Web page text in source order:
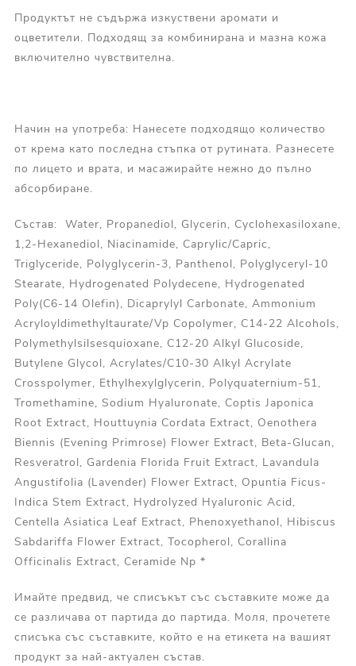
Продуктът не съдържа изкуствени аромати и
оцветители. Подходящ за комбинирана и мазна кожа
включително чувствителна.
Начин на употреба: Нанесете подходящо количество
от крема като последна стъпка от рутината. Разнесете
по лицето и врата, и масажирайте нежно до пълно
абсорбиране.
Състав: Water, Propanediol, Glycerin, Cyclohexasiloxane,
1,2-Hexanediol, Niacinamide, Caprylic/Capric,
Triglyceride, Polyglycerin-3, Panthenol, Polyglyceryl-10
Stearate, Hydrogenated Polydecene, Hydrogenated
Poly(C6-14 Olefin), Dicaprylyl Carbonate, Ammonium
Acryloyldimethyltaurate/Vp Copolymer, C14-22 Alcohols,
Polymethylsilsesquioxane, C12-20 Alkyl Glucoside,
Butylene Glycol, Acrylates/C10-30 Alkyl Acrylate
Crosspolymer, Ethylhexylglycerin, Polyquaternium-51,
Tromethamine, Sodium Hyaluronate, Coptis Japonica
Root Extract, Houttuynia Cordata Extract, Oenothera
Biennis (Evening Primrose) Flower Extract, Beta-Glucan,
Resveratrol, Gardenia Florida Fruit Extract, Lavandula
Angustifolia (Lavender) Flower Extract, Opuntia Ficus-
Indica Stem Extract, Hydrolyzed Hyaluronic Acid,
Centella Asiatica Leaf Extract, Phenoxyethanol, Hibiscus
Sabdariffa Flower Extract, Tocopherol, Corallina
Officinalis Extract, Ceramide Np *
Имайте предвид, че списъкът със съставките може да
се различава от партида до партида. Моля, прочетете
списъка със съставките, който е на етикета на вашият
продукт за най-актуален състав.